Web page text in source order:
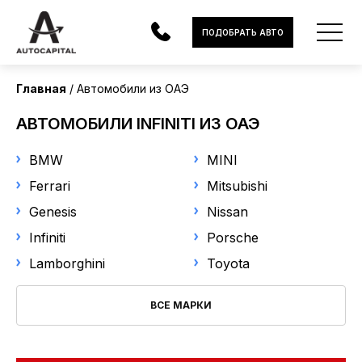
В НАЛИЧИИ
МОТОЦИКЛЫ
ЛИЗИНГ
НОВОСТИ
ПОДОБРАТЬ АВТО
Главная Автомобили из ОАЭ
АВТОМОБИЛИ INFINITI ИЗ ОАЭ
BMW
Ferrari
Genesis
Infiniti
Lamborghini
MINI
Mitsubishi
Nissan
Porsche
Toyota
ВСЕ МАРКИ
Страна поставки
Модель
Выберите модель
Год выпуска
от до